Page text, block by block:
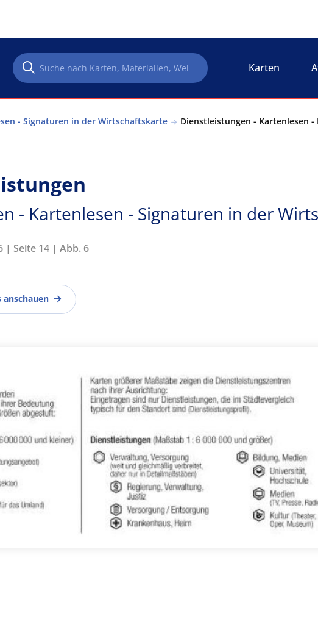
Karten
- Signaturen in der Wirtschaftskarte Dienstleistungen - Kartenlesen
- Kartenlesen - Signaturen in der
| Seite 14 | Abb. 6
anschauen